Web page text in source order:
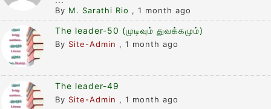
By M. Sarathi Rio , 1 month ago
The leader-50 (முடிவும் துவக்கமும்)
By Site-Admin , 1 month ago
The leader-49
By Site-Admin , 1 month ago